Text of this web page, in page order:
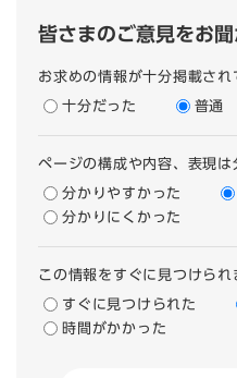
皆さまのご意見をお
お求めの情報が十分掲載され
十分だった 普通
ページの構成や内容、表現は
分かりやすかった
分かりにくかった
この情報をすぐに見つけられ
すぐに見つけられた
時間がかかった